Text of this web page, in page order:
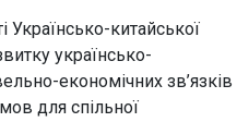
китайської
українсько-
економічних зв’язків
для спільної